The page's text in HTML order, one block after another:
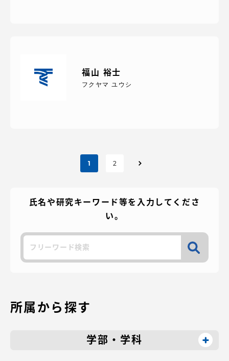
福山 裕士
フクヤマ ユウシ
投
の
ジ
1 2
氏名や研究キーワード等を入力してくださ
い。
検
所属から探す
学部・学科